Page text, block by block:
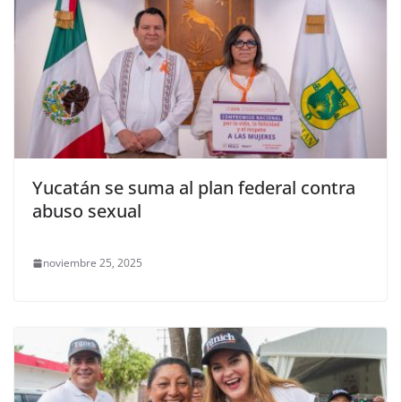
Yucatán se suma al plan federal contra
abuso sexual
noviembre 25, 2025